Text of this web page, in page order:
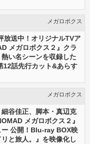
メガロボクス
放送中！オリジナルTVア
メガロボクス２』クラ
い名シーンを収録した
12話先行カット&あらす
メガロボクス
谷佳正、脚本・真辺克
メガロボクス２』
ー 公開！Blu-ray BOX映
と旅人。』を映像化し